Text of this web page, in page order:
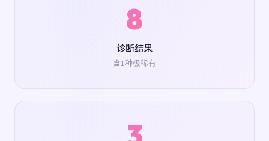
8
诊断结果
含1种极稀有